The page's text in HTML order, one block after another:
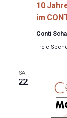
10
im
Conti
Freie
SA.
22